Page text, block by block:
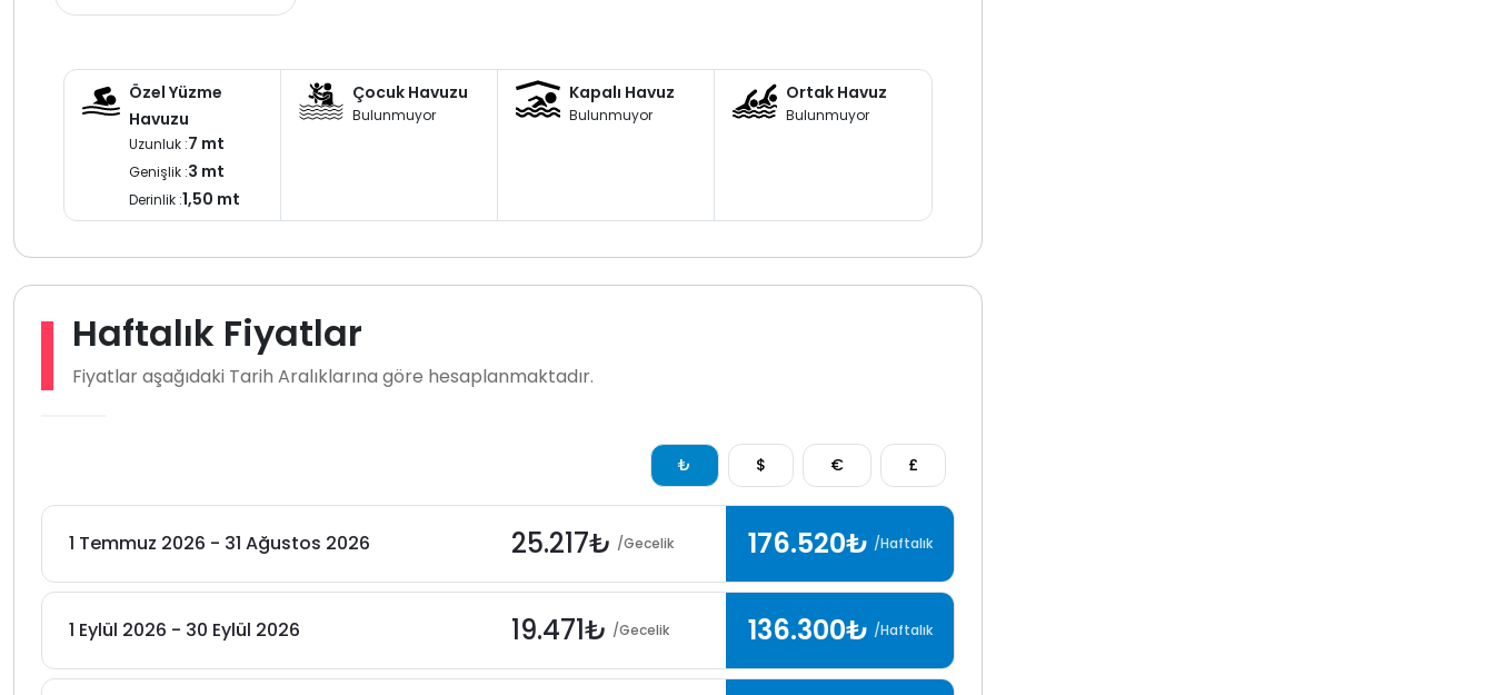
Özel Yüzme
Havuzu
Uzunluk :7 mt
Genişlik :3 mt
Derinlik :1,50 mt
Çocuk Havuzu
Bulunmuyor
Kapalı Havuz
Bulunmuyor
Ortak Havuz
Bulunmuyor
Haftalık Fiyatlar
Fiyatlar aşağıdaki Tarih Aralıklarına göre hesaplanmaktadır.
₺ $ € £
1 Temmuz 2026 - 31 Ağustos 2026 25.217₺ /Gecelik 176.520₺ /Haftalık
1 Eylül 2026 - 30 Eylül 2026 19.471₺ /Gecelik 136.300₺ /Haftalık